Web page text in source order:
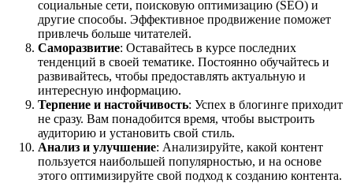
социальные сети, поисковую оптимизацию (SEO) и
другие способы. Эффективное продвижение поможет
привлечь больше читателей.
Саморазвитие: Оставайтесь в курсе последних
тенденций в своей тематике. Постоянно обучайтесь и
развивайтесь, чтобы предоставлять актуальную и
интересную информацию.
Терпение и настойчивость: Успех в блогинге приходит
не сразу. Вам понадобится время, чтобы выстроить
аудиторию и установить свой стиль.
Анализ и улучшение: Анализируйте, какой контент
пользуется наибольшей популярностью, и на основе
этого оптимизируйте свой подход к созданию контента.